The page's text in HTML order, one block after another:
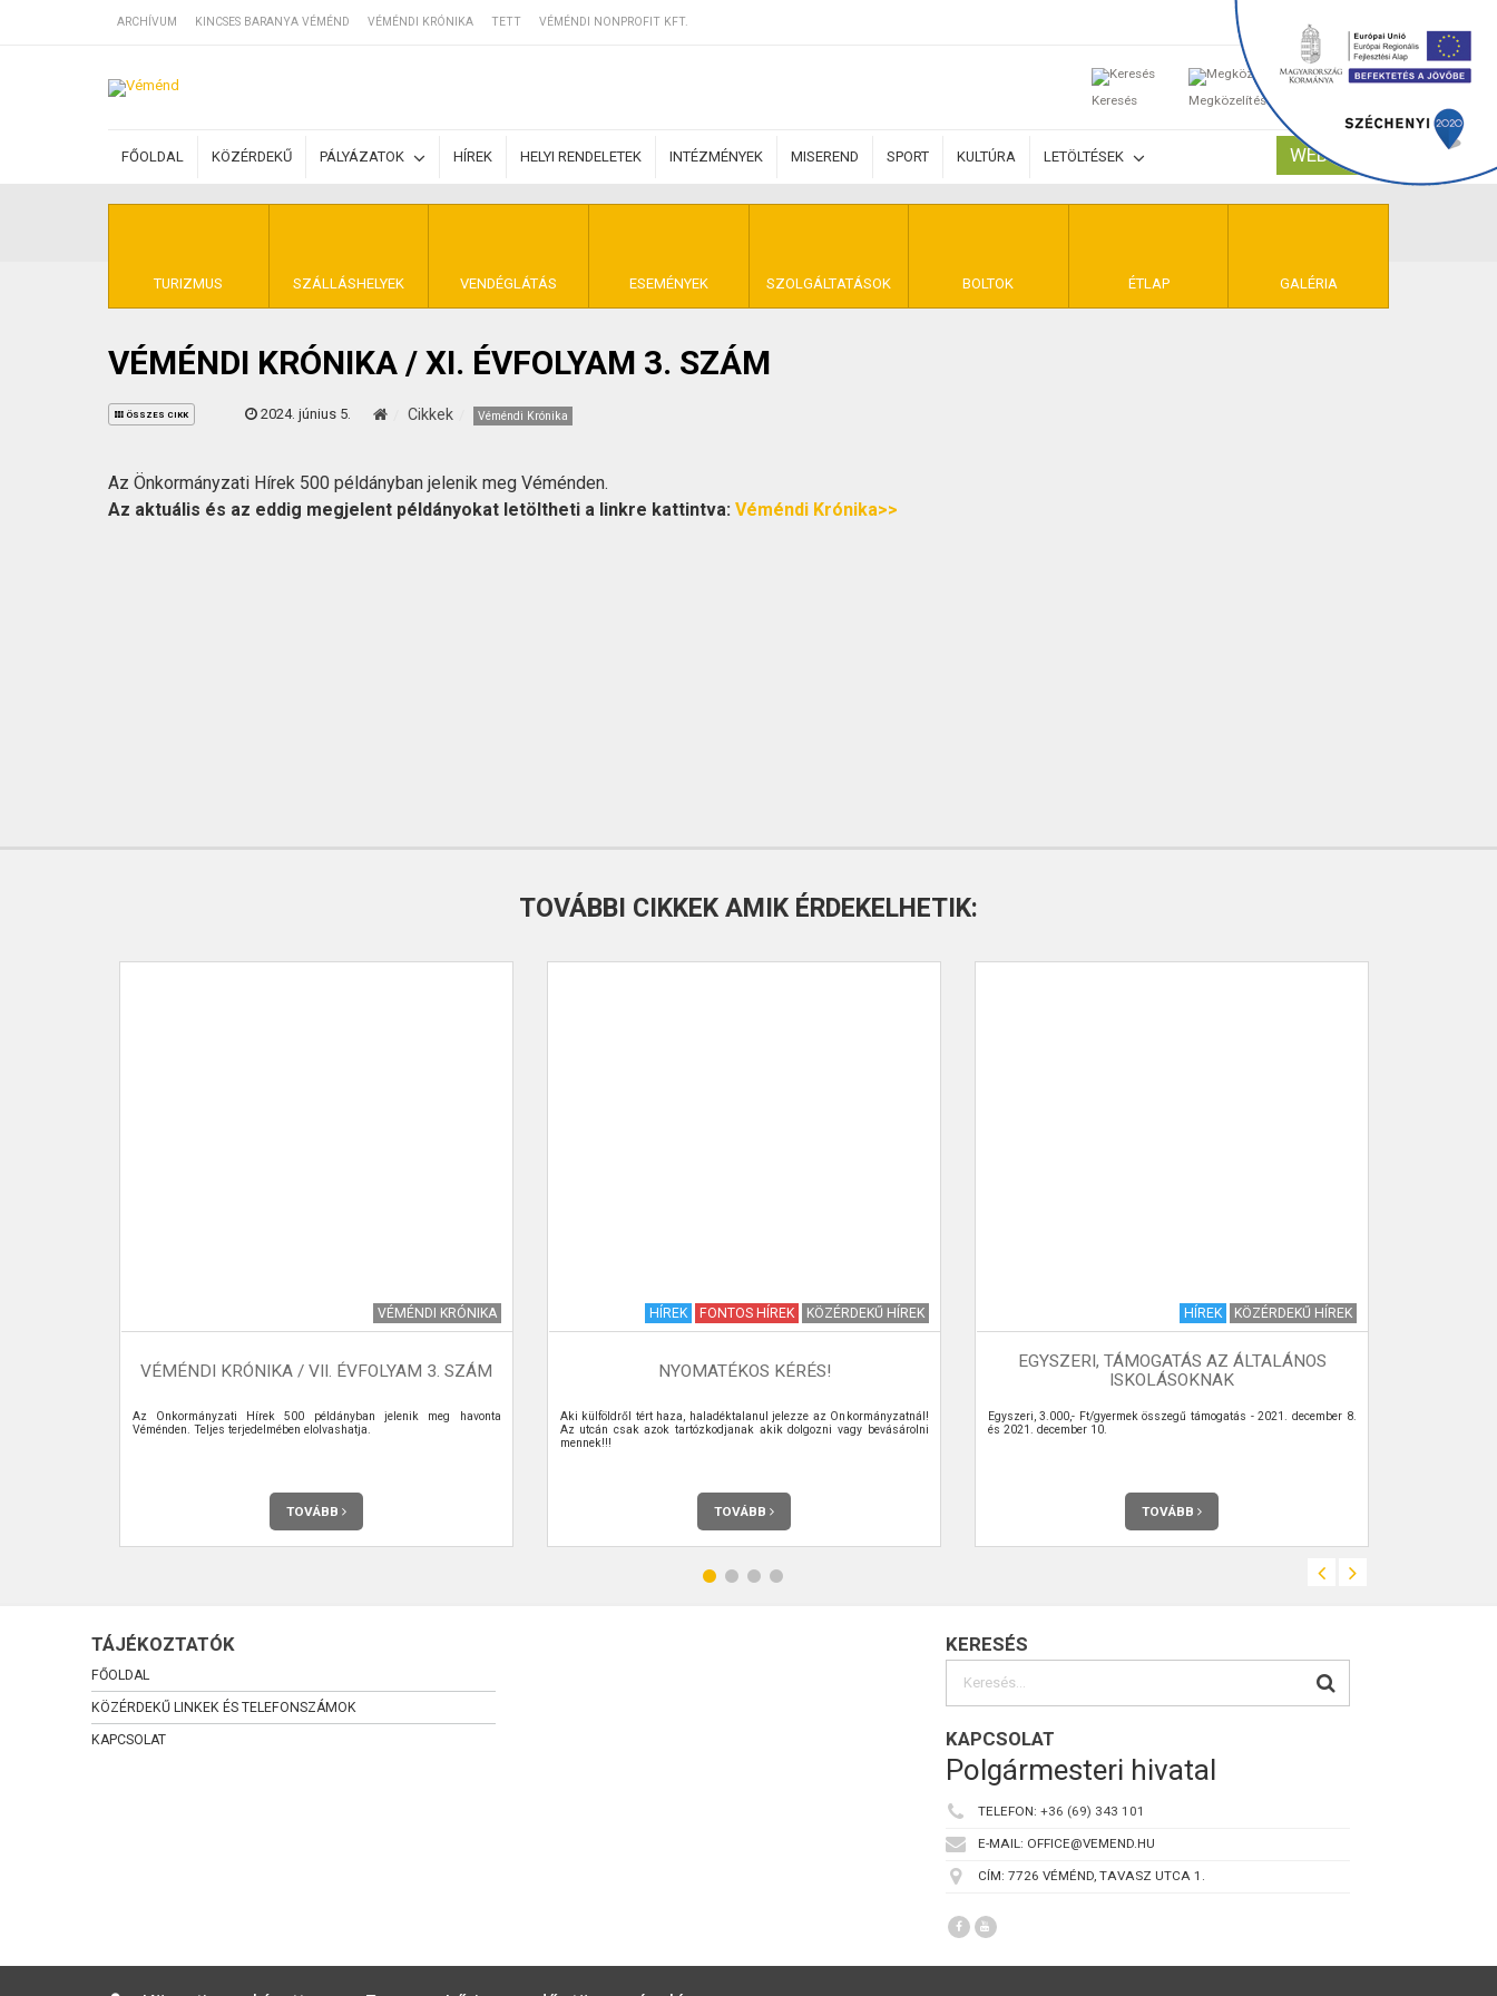
ARCHÍVUM KINCSES BARANYA VÉMÉND VÉMÉNDI KRÓNIKA TETT VÉMÉNDI NONPROFIT KFT.
Keresés Megközelítés
0
FŐOLDAL KÖZÉRDEKŰ PÁLYÁZATOK HÍREK HELYI RENDELETEK INTÉZMÉNYEK MISEREND SPORT KULTÚRA LETÖLTÉSEK WEBSHOP
TURIZMUS SZÁLLÁSHELYEK VENDÉGLÁTÁS ESEMÉNYEK SZOLGÁLTATÁSOK BOLTOK ÉTLAP GALÉRIA
SZÁLLÁSOK
BEJEGYZÉSEK
ÁLTALÁNOS SZERZŐDÉSI FELTÉTELEK
KINCSES BARANYA VÉMÉND
KAPCSOLAT
VÉMÉNDI KRÓNIKA / XI. ÉVFOLYAM 3. SZÁM
ÖSSZES CIKK 2024. június 5. Cikkek Véméndi Krónika
Az Önkormányzati Hírek 500 példányban jelenik meg Véménden.
Az aktuális és az eddig megjelent példányokat letöltheti a linkre kattintva: Véméndi Krónika>>
TOVÁBBI CIKKEK AMIK ÉRDEKELHETIK:
VÉMÉNDI KRÓNIKA
VÉMÉNDI KRÓNIKA / VII. ÉVFOLYAM 3. SZÁM
Az Önkormányzati Hírek 500 példányban jelenik meg havonta
Véménden. Teljes terjedelmében elolvashatja.
TOVÁBB
HÍREK FONTOS HÍREK KÖZÉRDEKŰ HÍREK
NYOMATÉKOS KÉRÉS!
Aki külföldről tért haza, haladéktalanul jelezze az Önkormányzatnál!
Az utcán csak azok tartózkodjanak akik dolgozni vagy bevásárolni
mennek!!!
TOVÁBB
HÍREK KÖZÉRDEKŰ HÍREK
EGYSZERI, TÁMOGATÁS AZ ÁLTALÁNOS
ISKOLÁSOKNAK
Egyszeri, 3.000,- Ft/gyermek összegű támogatás - 2021. december 8.
és 2021. december 10.
TOVÁBB
TÁJÉKOZTATÓK
FŐOLDAL
KÖZÉRDEKŰ LINKEK ÉS TELEFONSZÁMOK
KAPCSOLAT
KERESÉS
KAPCSOLAT
Polgármesteri hivatal
TELEFON: +36 (69) 343 101
E-MAIL: OFFICE@VEMEND.HU
CÍM: 7726 VÉMÉND, TAVASZ UTCA 1.